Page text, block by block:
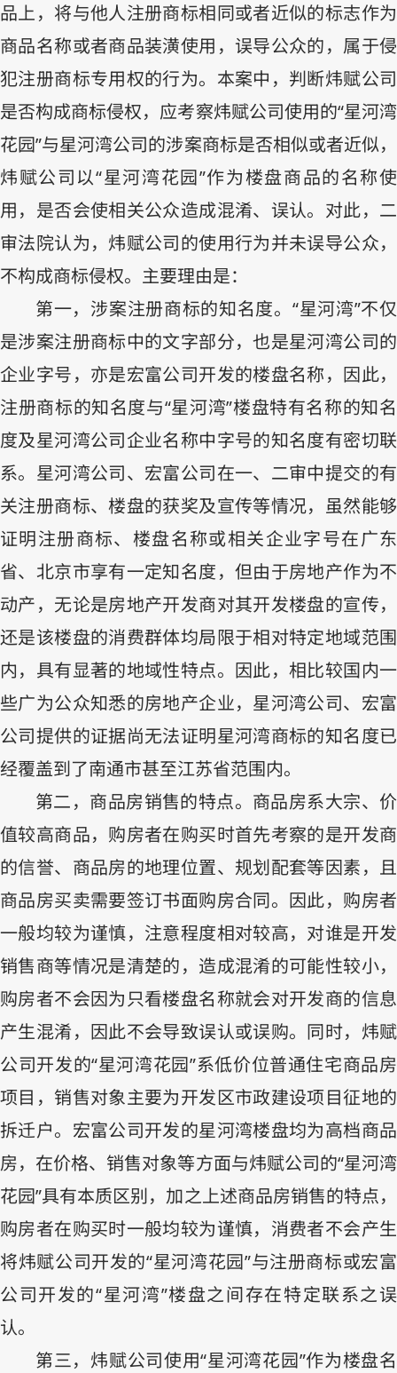
品上，将与他人注册商标相同或者近似的标志作为
商品名称或者商品装潢使用，误导公众的，属于侵
犯注册商标专用权的行为。本案中，判断炜赋公司
是否构成商标侵权，应考察炜赋公司使用的“星河湾
花园”与星河湾公司的涉案商标是否相似或者近似，
炜赋公司以“星河湾花园”作为楼盘商品的名称使
用，是否会使相关公众造成混淆、误认。对此，二
审法院认为，炜赋公司的使用行为并未误导公众，
不构成商标侵权。主要理由是：
第一，涉案注册商标的知名度。“星河湾”不仅
是涉案注册商标中的文字部分，也是星河湾公司的
企业字号，亦是宏富公司开发的楼盘名称，因此，
注册商标的知名度与“星河湾”楼盘特有名称的知名
度及星河湾公司企业名称中字号的知名度有密切联
系。星河湾公司、宏富公司在一、二审中提交的有
关注册商标、楼盘的获奖及宣传等情况，虽然能够
证明注册商标、楼盘名称或相关企业字号在广东
省、北京市享有一定知名度，但由于房地产作为不
动产，无论是房地产开发商对其开发楼盘的宣传，
还是该楼盘的消费群体均局限于相对特定地域范围
内，具有显著的地域性特点。因此，相比较国内一
些广为公众知悉的房地产企业，星河湾公司、宏富
公司提供的证据尚无法证明星河湾商标的知名度已
经覆盖到了南通市甚至江苏省范围内。
第二，商品房销售的特点。商品房系大宗、价
值较高商品，购房者在购买时首先考察的是开发商
的信誉、商品房的地理位置、规划配套等因素，且
商品房买卖需要签订书面购房合同。因此，购房者
一般均较为谨慎，注意程度相对较高，对谁是开发
销售商等情况是清楚的，造成混淆的可能性较小，
购房者不会因为只看楼盘名称就会对开发商的信息
产生混淆，因此不会导致误认或误购。同时，炜赋
公司开发的“星河湾花园”系低价位普通住宅商品房
项目，销售对象主要为开发区市政建设项目征地的
拆迁户。宏富公司开发的星河湾楼盘均为高档商品
房，在价格、销售对象等方面与炜赋公司的“星河湾
花园”具有本质区别，加之上述商品房销售的特点，
购房者在购买时一般均较为谨慎，消费者不会产生
将炜赋公司开发的“星河湾花园”与注册商标或宏富
公司开发的“星河湾”楼盘之间存在特定联系之误
认。
第三，炜赋公司使用“星河湾花园”作为楼盘名